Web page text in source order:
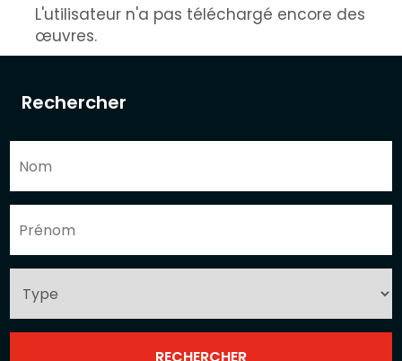
Rechercher
L'utilisateur n'a pas téléchargé encore des
œuvres.